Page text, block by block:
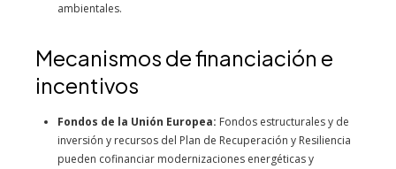
ambientales.
Mecanismos de financiación e
incentivos
Fondos de la Unión Europea: Fondos estructurales y de
inversión y recursos del Plan de Recuperación y Resiliencia
pueden cofinanciar modernizaciones energéticas y